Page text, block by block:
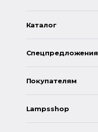
Каталог
Спецпредложения
Покупателям
Lampsshop